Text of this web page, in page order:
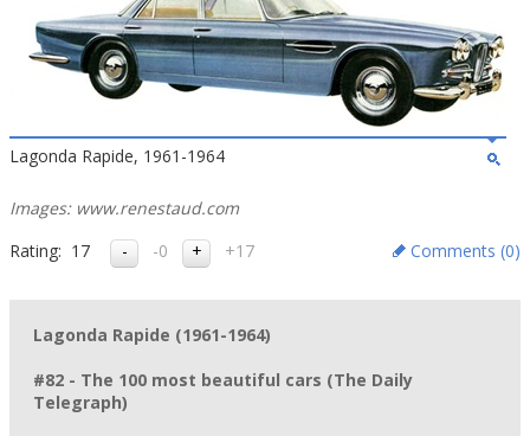
Lagonda Rapide, 1961-1964
Images: www.renestaud.com
Rating: 17 -0 +17 Comments (0)
Lagonda Rapide (1961-1964)
#82 - The 100 most beautiful cars (The Daily
Telegraph)